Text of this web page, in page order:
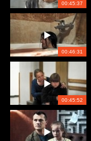
00:45:37
00:46:31
00:45:52